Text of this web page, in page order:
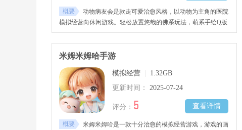
概要
动物病友会是款走可爱治愈风格，以动物为主角的医院
模拟经营向休闲游戏。轻松放置悠哉的佛系玩法，萌系手绘Q版
小清新美术风格，放松身心。
米姆米姆哈手游
模拟经营
1.32GB
更新时间：
2025-07-24
查看详情
评分： 5
概要
米姆米姆哈是一款十分治愈的模拟经营游戏，游戏的画